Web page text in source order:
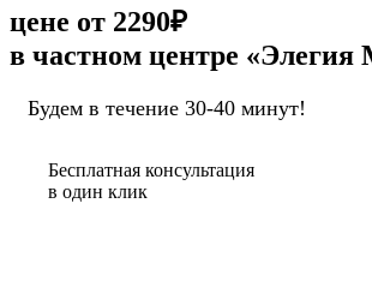
цене от 2290₽
в частном центре «Элегия
Будем в течение 30-40 минут!
Бесплатная консультация
в один клик